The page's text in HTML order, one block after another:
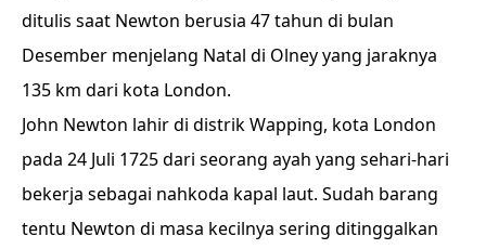
ditulis saat Newton berusia 47 tahun di bulan
Desember menjelang Natal di Olney yang jaraknya
135 km dari kota London.
John Newton lahir di distrik Wapping, kota London
pada 24 Juli 1725 dari seorang ayah yang sehari-hari
bekerja sebagai nahkoda kapal laut. Sudah barang
tentu Newton di masa kecilnya sering ditinggalkan